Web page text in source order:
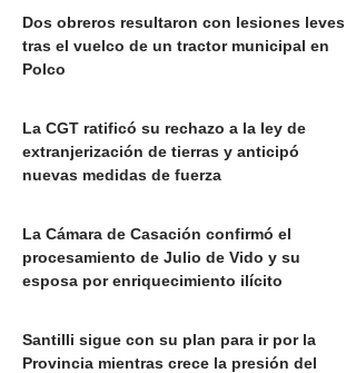
Dos obreros resultaron con lesiones leves
tras el vuelco de un tractor municipal en
Polco
La CGT ratificó su rechazo a la ley de
extranjerización de tierras y anticipó
nuevas medidas de fuerza
La Cámara de Casación confirmó el
procesamiento de Julio de Vido y su
esposa por enriquecimiento ilícito
Santilli sigue con su plan para ir por la
Provincia mientras crece la presión del